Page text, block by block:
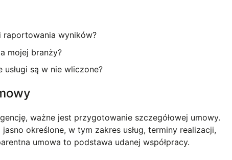
raportowania wyników?
mojej branży?
są w nie wliczone?
ważne jest przygotowanie szczegółowej umowy.
określone, w tym zakres usług, terminy realizacji,
umowa to podstawa udanej współpracy.